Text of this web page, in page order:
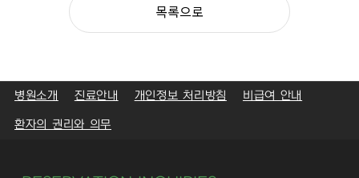
목록으로
병원소개 진료안내 개인정보 처리방침 비급여 안내
환자의 권리와 의무